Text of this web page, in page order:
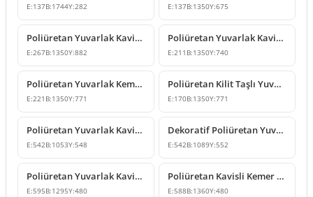
E:137B:1744Y:282 E:137B:1350Y:675
Poliüretan Yuvarlak Kavis Kemer Modelleri
E:267B:1350Y:882
Poliüretan Yuvarlak Kavis Kemer Modelleri ve Fiyatları
E:211 B:1350Y:740
Poliüretan Yuvarlak Kemer Modeli
E:221 B:1350Y:771
Poliüretan Kilit Taşlı Yuvarlak Kavis Kemer
E:170B:1350Y:771
Poliüretan Yuvarlak Kavis Kemer Süsleme Modeli
E:542B:1053Y:548
Dekoratif Poliüretan Yuvarlak Kavis Kemer Söve Modeli
E:542B:1089Y:552
Poliüretan Yuvarlak Kavis Kemer Tasarımı
E:595B:1295Y:480
Poliüretan Kavisli Kemer Modelleri ve Tasarımları
E:588B:1360Y:480